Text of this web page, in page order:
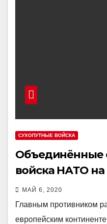
СУХОПУТНЫЕ ВОЙСКА
Объединённые
войска НАТО
Европейском
МАЙ 6, 2020
Главным противником
европейским